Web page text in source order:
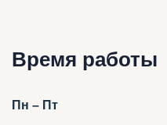
Время работы
Пн – Пт